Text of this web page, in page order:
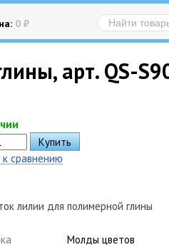
0 ₽
арт. QS-
сравнению
лилии для полимерной глины
Молды цветов